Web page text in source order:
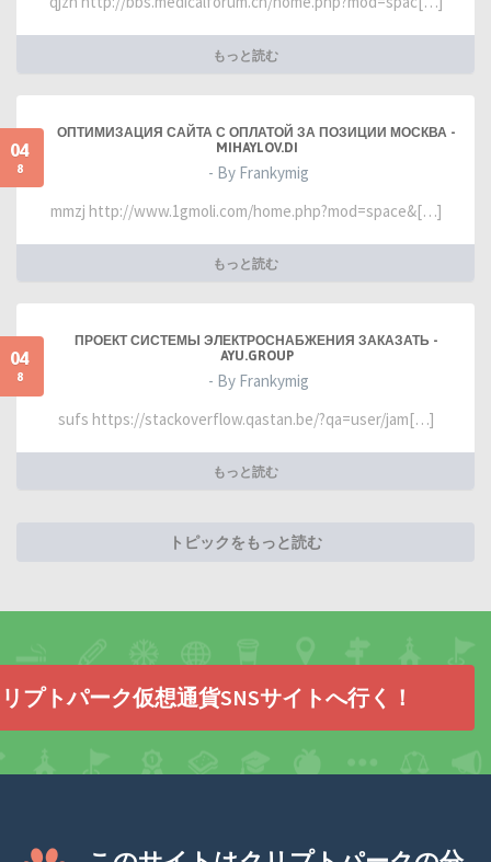
もっと読む
04
8
ОПТИМИЗАЦИЯ САЙТА С ОПЛАТОЙ ЗА ПОЗИЦИИ МОСКВА -
MIHAYLOV.DI
- By Frankymig
mmzj http://www.1gmoli.com/home.php?mod=space&[…]
もっと読む
04
8
ПРОЕКТ СИСТЕМЫ ЭЛЕКТРОСНАБЖЕНИЯ ЗАКАЗАТЬ -
AYU.GROUP
- By Frankymig
sufs https://stackoverflow.qastan.be/?qa=user/jam[…]
もっと読む
トピックをもっと読む
プトパーク仮想通貨SNSサイトへ行く！